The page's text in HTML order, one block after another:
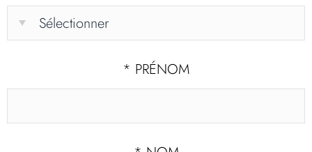
* PRÉNOM